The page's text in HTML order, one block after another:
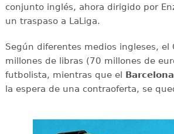
conjunto inglés, ahora dirigido por
un traspaso a LaLiga.
Según diferentes medios ingleses, el
millones de libras (70 millones de
futbolista, mientras que el
la espera de una contraoferta, se